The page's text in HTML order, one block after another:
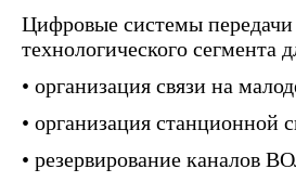
Цифровые системы
технологического
• организация связи на
• организация станционной
• резервирование каналов